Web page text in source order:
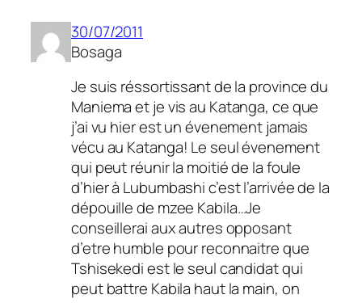
30/07/2011
Bosaga
Je suis réssortissant de la province du
Maniema et je vis au Katanga, ce que
j’ai vu hier est un évenement jamais
vécu au Katanga! Le seul évenement
qui peut réunir la moitié de la foule
d’hier à Lubumbashi c’est l’arrivée de la
dépouille de mzee Kabila…Je
conseillerai aux autres opposant
d’etre humble pour reconnaitre que
Tshisekedi est le seul candidat qui
peut battre Kabila haut la main, on